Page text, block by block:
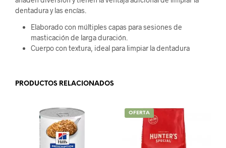
dentadura y las encías.
Elaborado con múltiples capas para sesiones de
masticación de larga duración.
Cuerpo con textura, ideal para limpiar la dentadura
PRODUCTOS RELACIONADOS
OFERTA